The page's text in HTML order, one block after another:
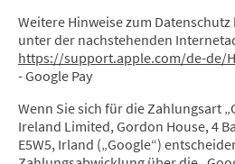
Weitere Hinweise zum
unter der nachstehenden
https://support.apple.com/de-de/
- Google Pay
Wenn Sie sich für die Zahlungsart
Ireland Limited, Gordon House, 4
E5W5, Irland („Google“)